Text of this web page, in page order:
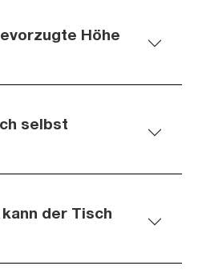
Höhe
selbst
der Tisch